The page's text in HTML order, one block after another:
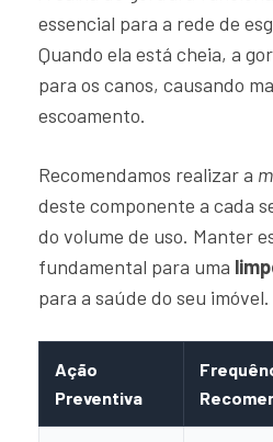
essencial para a rede de
Quando ela está cheia, a
para os canos, causando
escoamento.
Recomendamos realizar a
deste componente a cada
do volume de uso. Manter
fundamental para uma
para a saúde do seu imóvel.
Ação
Preventiva